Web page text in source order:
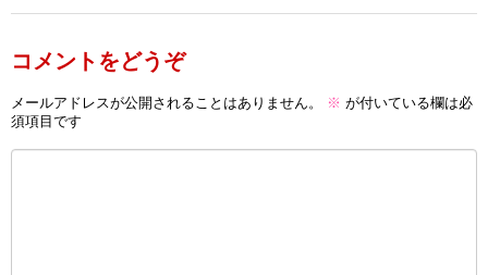
コメントをどうぞ
メールアドレスが公開されることはありません。 ※ が付いている欄は必
須項目です